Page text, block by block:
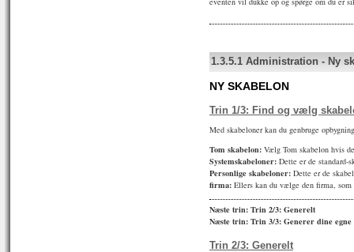
1.3.5.1 Administration - Ny
NY SKABELON
Trin 1/3: Find og vælg
Med skabeloner kan du genbruge
Tom skabelon: Vælg Tom skabelon hvis
Systemskabeloner: Dette er de standard-
Personlige skabeloner: Dette er de
firma: Ellers kan du vælge den firma, som
Næste trin: Trin 2/3: Generelt
Næste trin: Trin 3/3: Generer dine
Trin 2/3: Generelt